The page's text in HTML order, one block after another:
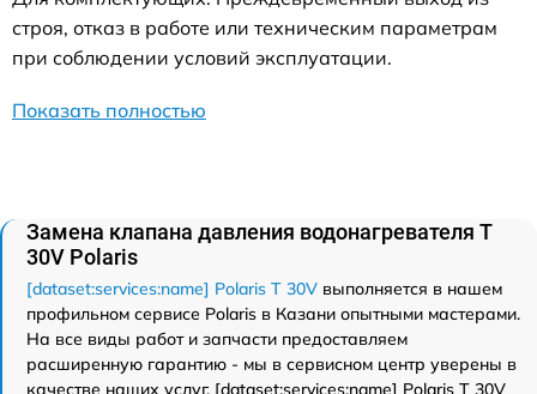
строя, отказ в работе или техническим параметрам
при соблюдении условий эксплуатации.
Показать полностью
Замена клапана давления водонагревателя T
30V Polaris
[dataset:services:name] Polaris T 30V выполняется в нашем
профильном сервисе Polaris в Казани опытными мастерами.
На все виды работ и запчасти предоставляем
расширенную гарантию - мы в сервисном центр уверены в
качестве наших услуг. [dataset:services:name] Polaris T 30V